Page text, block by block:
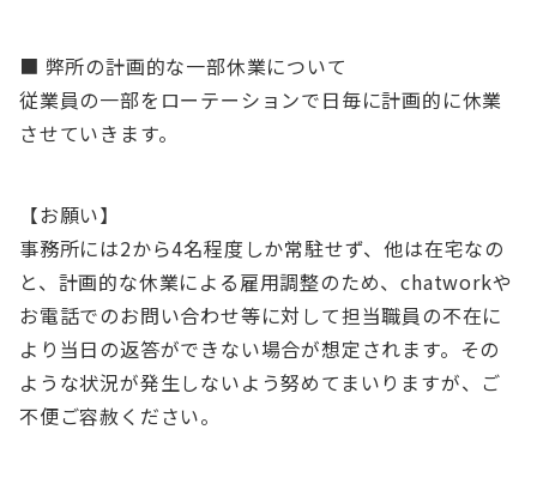
■ 弊所の計画的な一部休業について
従業員の一部をローテーションで日毎に計画的に休業
させていきます。
【お願い】
事務所には2から4名程度しか常駐せず、他は在宅なの
と、計画的な休業による雇用調整のため、chatworkや
お電話でのお問い合わせ等に対して担当職員の不在に
より当日の返答ができない場合が想定されます。その
ような状況が発生しないよう努めてまいりますが、ご
不便ご容赦ください。